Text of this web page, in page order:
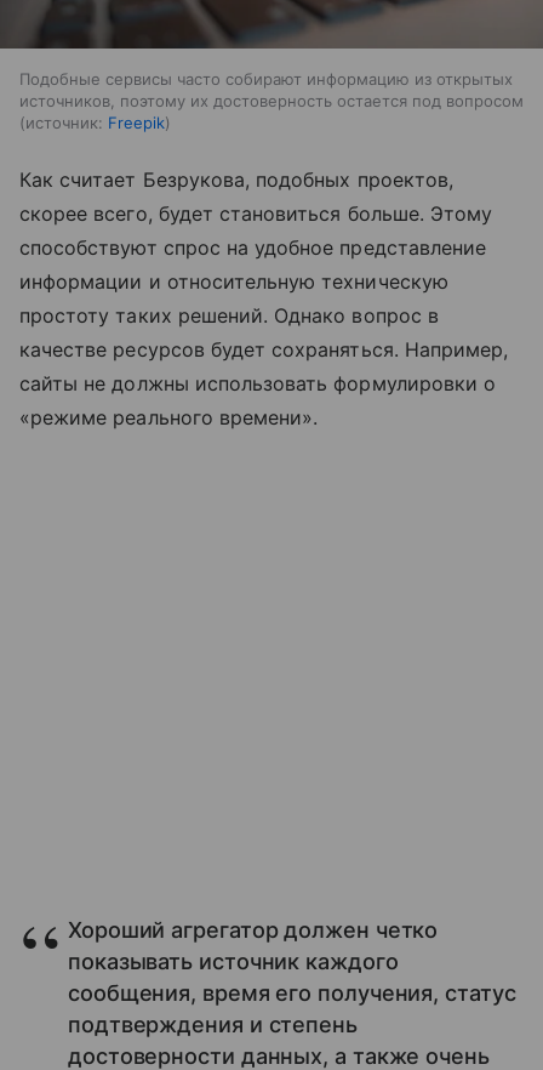
Подобные сервисы часто собирают информацию из открытых
источников, поэтому их достоверность остается под вопросом
источник: Freepik
Как считает Безрукова, подобных проектов,
скорее всего, будет становиться больше. Этому
способствуют спрос на удобное представление
информации и относительную техническую
простоту таких решений. Однако вопрос в
качестве ресурсов будет сохраняться. Например,
сайты не должны использовать формулировки о
«режиме реального времени».
Хороший агрегатор должен четко
показывать источник каждого
сообщения, время его получения, статус
подтверждения и степень
достоверности данных, а также очень